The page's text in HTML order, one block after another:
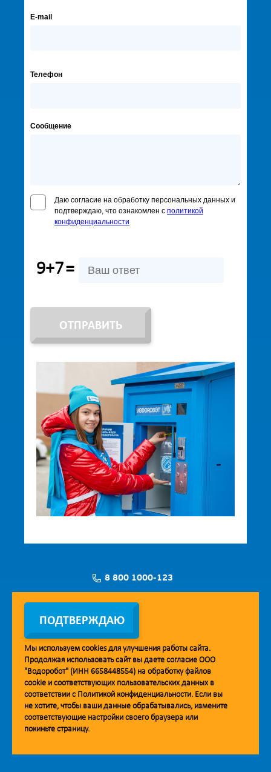
E-mail
Телефон
Сообщение
Даю согласие на обработку персональных данных и
подтверждаю, что ознакомлен с политикой
конфиденциальности
9+7=
ОТПРАВИТЬ
8 800 1000-123
Заявка на установку
Мобильное приложение Vodorobot
ПОДТВЕРЖДАЮ
Мы используем cookiesдля улучшения работы сайта.
Продолжая использовать сайт вы даете согласие ООО
"Водоробот" (ИНН 6658448554) на обработку файлов
cookie и соответствующих пользовательских данных в
соответствии с Политикой конфиденциальности. Если вы
не хотите, чтобы ваши данные обрабатывались, измените
соответствующие настройки своего браузера или
покиньте страницу.